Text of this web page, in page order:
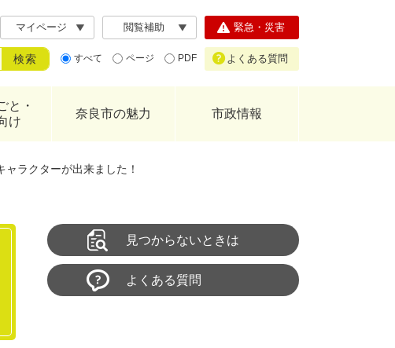
マイページ 閲覧補助
すべて ページ PDF
緊急・災害
よくある質問
と・
け
奈良市の魅力 市政情報
ャラクターが出来ました！
見つからないときは
よくある質問